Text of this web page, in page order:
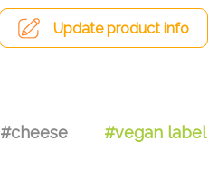
Update product info
#cheese #vegan label